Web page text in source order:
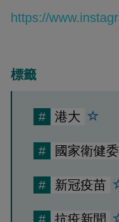
https://
標籤
# 港大
# 國家衛健委
# 新冠疫苗